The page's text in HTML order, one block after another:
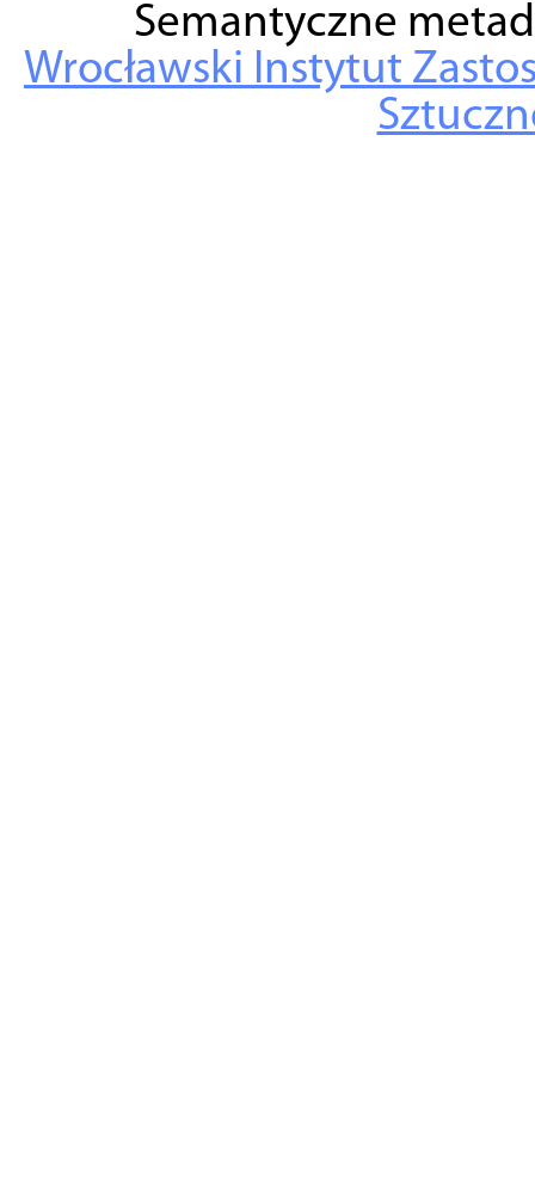
Semantyczne
Wrocławski Instytut